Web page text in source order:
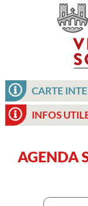
CARTE
INFOS
AGENDA